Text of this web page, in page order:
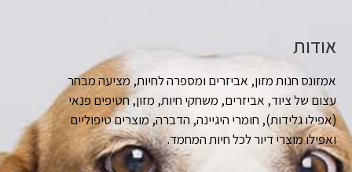
אודות
אמזונס חנות מזון, אביזרים ומספרה לחיות, מציעה מבחר
עצום של ציוד, אביזרים, משחקי חיות, מזון, חטיפים פנאי
(אפילו גלידות), חומרי היגיינה, הדברה, מוצרים טיפוליים
ואפילו מוצרי דיור לכל חיות המחמד.